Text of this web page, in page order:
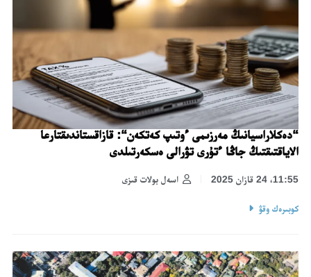
“دەكلاراسيانىڭ مەرزىمى ءوتىپ كەتكەن“: قازاقستاندىقتارعا
الاياقتىقتىڭ جاڭا ءتۇرى تۋرالى ەسكەرتىلدى
اسەل بولات قىزى 11:55، 24 قازان 2025
كوبىرەك وقۋ